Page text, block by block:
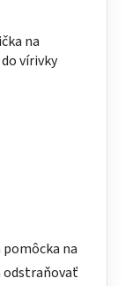
na
vírivky
pomôcka na
odstraňovať